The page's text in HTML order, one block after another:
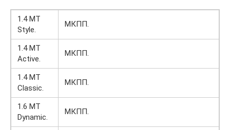
1.4 MT
Style.
МКПП.
1.4 MT
Active.
МКПП.
1.4 MT
Classic.
МКПП.
1.6 MT
Dynamic.
МКПП.